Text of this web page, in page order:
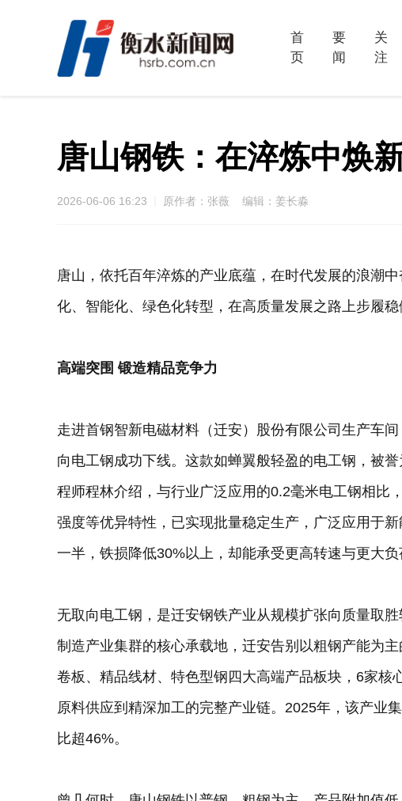
首
页
要
闻
关
注
唐山钢铁：在淬炼中焕
2026-06-06 16:23 原作者：张薇 编辑：姜长淼
唐山，依托百年淬炼的产业底蕴，在时代发展的浪潮
化、智能化、绿色化转型，在高质量发展之路上步履稳
高端突围 锻造精品竞争力
走进首钢智新电磁材料（迁安）股份有限公司生产车
向电工钢成功下线。这款如蝉翼般轻盈的电工钢，被
程师程林介绍，与行业广泛应用的0.2毫米电工钢相比
强度等优异特性，已实现批量稳定生产，广泛应用于
一半，铁损降低30%以上，却能承受更高转速与更大负
无取向电工钢，是迁安钢铁产业从规模扩张向质量取
制造产业集群的核心承载地，迁安告别以粗钢产能为
卷板、精品线材、特色型钢四大高端产品板块，6家核
原料供应到精深加工的完整产业链。2025年，该产业
比超46%。